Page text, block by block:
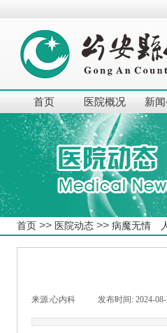
首页 医院概况 新
首页 >> 医院动态 >> 病魔无情
来源:心内科 发布时间: 2024-